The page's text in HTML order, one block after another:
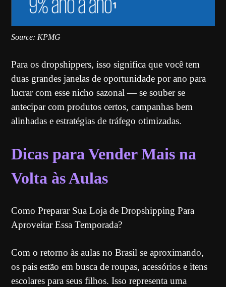
Source: KPMG
Para os dropshippers, isso significa que você tem
duas grandes janelas de oportunidade por ano para
lucrar com esse nicho sazonal — se souber se
antecipar com produtos certos, campanhas bem
alinhadas e estratégias de tráfego otimizadas.
Dicas para Vender Mais na
Volta às Aulas
Como Preparar Sua Loja de Dropshipping Para
Aproveitar Essa Temporada?
Com o retorno às aulas no Brasil se aproximando,
os pais estão em busca de roupas, acessórios e itens
escolares para seus filhos. Isso representa uma